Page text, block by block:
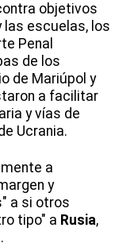
objetivos
las escuelas, los
Penal
de los
de Mariúpol y
a facilitar
y vías de
Ucrania.
a
y
a si otros
tipo" a Rusia,